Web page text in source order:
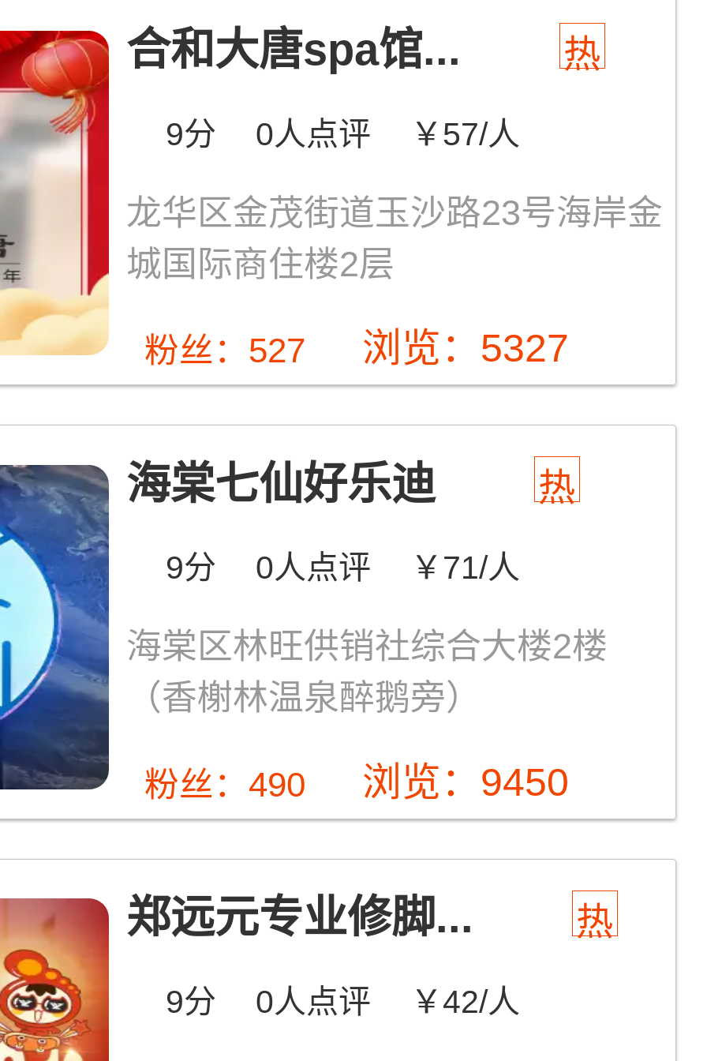
合和大唐spa馆... 热
9分 0人点评 ￥57/人
龙华区金茂街道玉沙路23号海岸金
城国际商住楼2层
粉丝：527 浏览：5327
海棠七仙好乐迪 热
9分 0人点评 ￥71/人
海棠区林旺供销社综合大楼2楼
（香榭林温泉醉鹅旁）
粉丝：490 浏览：9450
郑远元专业修脚... 热
9分 0人点评 ￥42/人